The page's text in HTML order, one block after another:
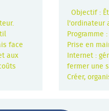
face
aux
Objectif :
l'ordinateur
Programme :
Prise en
Internet :
fermer une
Créer,